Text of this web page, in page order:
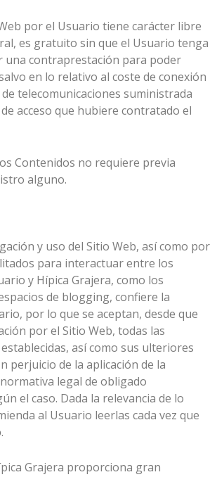
por el Usuario tiene carácter libre
es gratuito sin que el Usuario tenga
una contraprestación para poder
en lo relativo al coste de conexión
telecomunicaciones suministrada
acceso que hubiere contratado el
Contenidos no requiere previa
alguno.
y uso del Sitio Web, así como por
para interactuar entre los
y Hípica Grajera, como los
de blogging, confiere la
por lo que se aceptan, desde que
por el Sitio Web, todas las
así como sus ulteriores
perjuicio de la aplicación de la
legal de obligado
el caso. Dada la relevancia de lo
al Usuario leerlas cada vez que
Grajera proporciona gran